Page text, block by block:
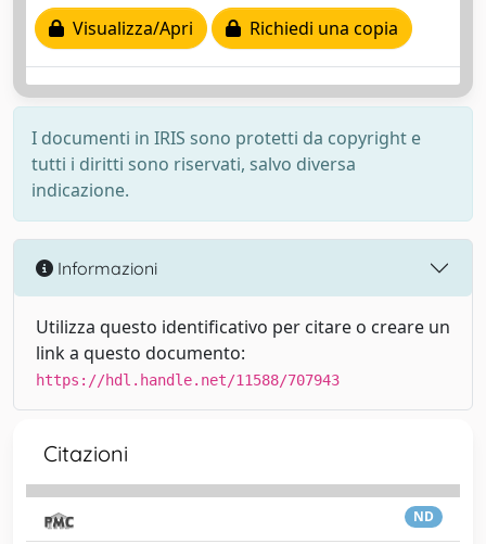
Visualizza/Apri
Richiedi una copia
I documenti in IRIS sono protetti da copyright e
tutti i diritti sono riservati, salvo diversa
indicazione.
Informazioni
Utilizza questo identificativo per citare o creare un
link a questo documento:
https://hdl.handle.net/11588/707943
Citazioni
ND